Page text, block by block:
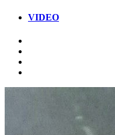
VIDEO